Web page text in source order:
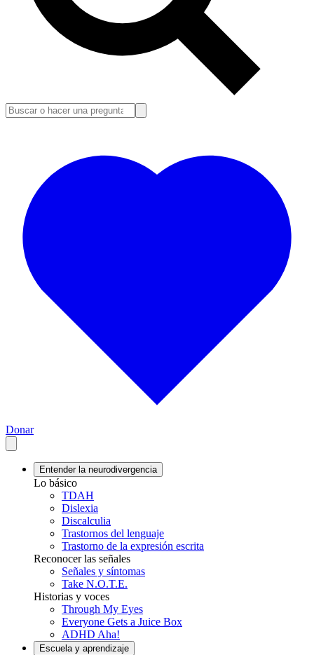
Donar
Entender la neurodivergencia
Lo básico
TDAH
Dislexia
Discalculia
Trastornos del lenguaje
Trastorno de la expresión escrita
Reconocer las señales
Señales y síntomas
Take N.O.T.E.
Historias y voces
Through My Eyes
Everyone Gets a Juice Box
ADHD Aha!
Escuela y aprendizaje